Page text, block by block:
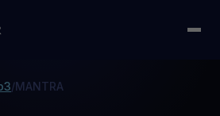
/MANTRA